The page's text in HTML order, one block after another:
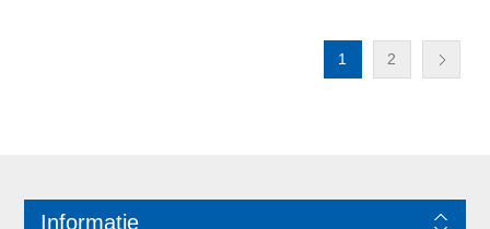
1 2
Informatie